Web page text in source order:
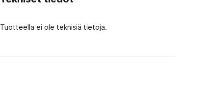
Tuotteella ei ole teknisiä tietoja.